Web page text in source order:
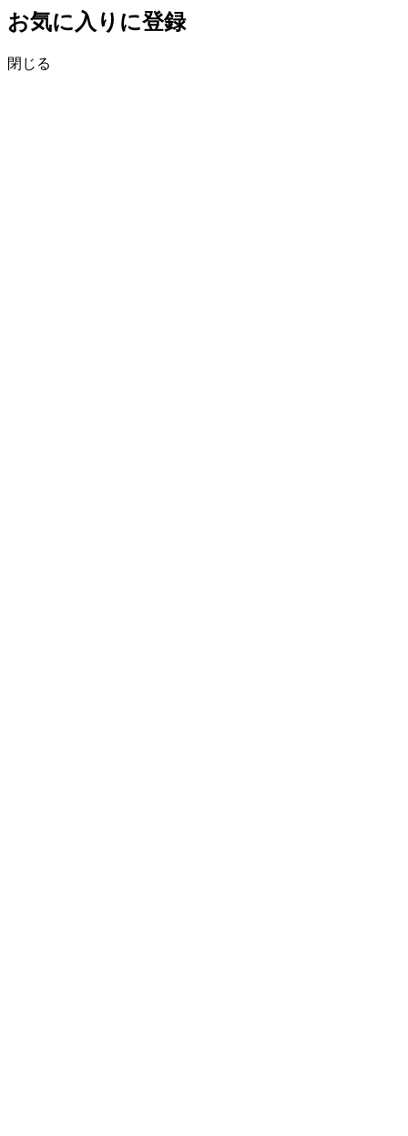
お気に入りに登録
閉じる